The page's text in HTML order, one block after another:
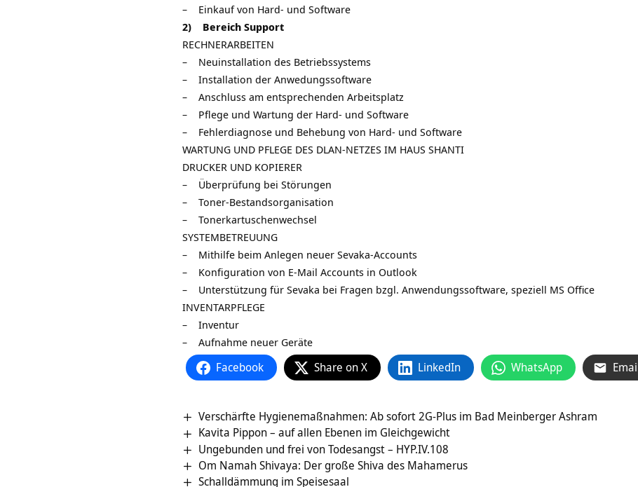
– Einkauf von Hard- und Software
2) Bereich Support
RECHNERARBEITEN
– Neuinstallation des Betriebssystems
– Installation der Anwedungssoftware
– Anschluss am entsprechenden Arbeitsplatz
– Pflege und Wartung der Hard- und Software
– Fehlerdiagnose und Behebung von Hard- und Software
WARTUNG UND PFLEGE DES DLAN-NETZES IM HAUS SHANTI
DRUCKER UND KOPIERER
– Überprüfung bei Störungen
– Toner-Bestandsorganisation
– Tonerkartuschenwechsel
SYSTEMBETREUUNG
– Mithilfe beim Anlegen neuer Sevaka-Accounts
– Konfiguration von E-Mail Accounts in Outlook
– Unterstützung für Sevaka bei Fragen bzgl. Anwendungssoftware, speziell MS Office
INVENTARPFLEGE
– Inventur
– Aufnahme neuer Geräte
Facebook Share on X LinkedIn WhatsApp
Verschärfte Hygienemaßnahmen: Ab sofort 2G-Plus im Bad Meinberger Ashram
Kavita Pippon – auf allen Ebenen im Gleichgewicht
Ungebunden und frei von Todesangst – HYP.IV.108
Om Namah Shivaya: Der große Shiva des Mahamerus
Schalldämmung im Speisesaal